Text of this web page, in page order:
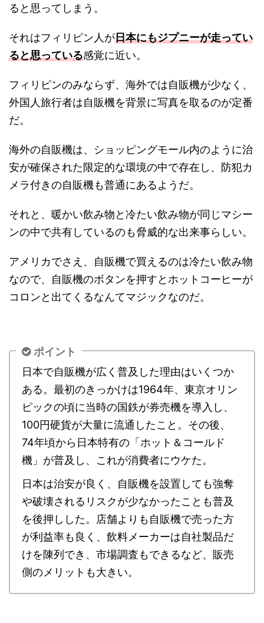
ると思ってしまう。
それはフィリピン人が日本にもジプニーが走ってい
ると思っている感覚に近い。
フィリピンのみならず、海外では自販機が少なく、
外国人旅行者は自販機を背景に写真を取るのが定番
だ。
海外の自販機は、ショッピングモール内のように治
安が確保された限定的な環境の中で存在し、防犯カ
メラ付きの自販機も普通にあるようだ。
それと、暖かい飲み物と冷たい飲み物が同じマシー
ンの中で共有しているのも脅威的な出来事らしい。
アメリカでさえ、自販機で買えるのは冷たい飲み物
なので、自販機のボタンを押すとホットコーヒーが
コロンと出てくるなんてマジックなのだ。
ポイント
日本で自販機が広く普及した理由はいくつか
ある。最初のきっかけは1964年、東京オリン
ピックの頃に当時の国鉄が券売機を導入し、
100円硬貨が大量に流通したこと。その後、
74年頃から日本特有の「ホット＆コールド
機」が普及し、これが消費者にウケた。
日本は治安が良く、自販機を設置しても強奪
や破壊されるリスクが少なかったことも普及
を後押しした。店舗よりも自販機で売った方
が利益率も良く、飲料メーカーは自社製品だ
けを陳列でき、市場調査もできるなど、販売
側のメリットも大きい。